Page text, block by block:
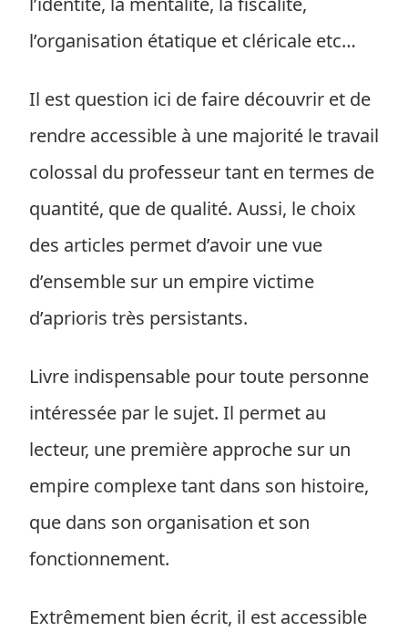
l’organisation étatique et cléricale etc…
Il est question ici de faire découvrir et de
rendre accessible à une majorité le travail
colossal du professeur tant en termes de
quantité, que de qualité. Aussi, le choix
des articles permet d’avoir une vue
d’ensemble sur un empire victime
d’aprioris très persistants.
Livre indispensable pour toute personne
intéressée par le sujet. Il permet au
lecteur, une première approche sur un
empire complexe tant dans son histoire,
que dans son organisation et son
fonctionnement.
Extrêmement bien écrit, il est accessible